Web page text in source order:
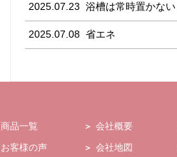
2025.07.23 浴槽は常時置かな
2025.07.08 省エネ
商品一覧
お客様の声
会社概要
会社地図